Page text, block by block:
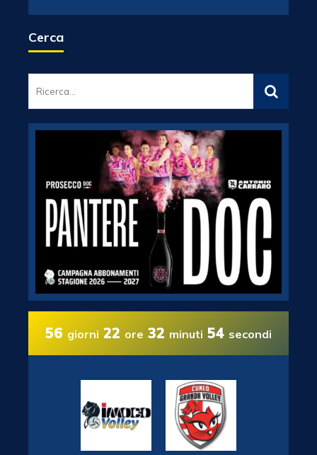
Cerca
56 giorni 22 ore 32 minuti 53 secondi